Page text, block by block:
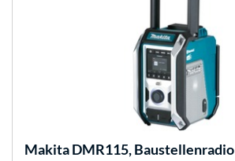
MakitaDMR115, Baustellenradio